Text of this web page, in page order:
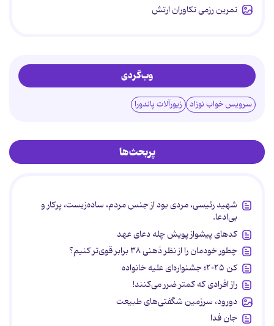
تمرین رزمی تکاوران ارتش
وب‌گردی
سرویس خواب نوزاد زیورآلات پاندورا
پربحث‌ها
شهید رئیسی، مردی بود از جنس مردم، ساده‌زیست، پرکار و
بی‌ادعا.
کدهای پیشواز پویش چله دعای عهد
چطور خودمان را از نظر ذهنی ۳۸ برابر قوی‌تر کنیم؟
کن ۲۰۲۵؛ جشنواره‌ای علیه خانواده
راز افرادی که کمتر ضرر می‌کنند!
دورود، سرزمین شگفتی‌های طبیعت
جان فدا